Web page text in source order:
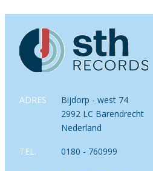
ADRES
Bijdorp - west 74
2992 LC Barendrecht
Nederland
TEL. 0180 - 760999